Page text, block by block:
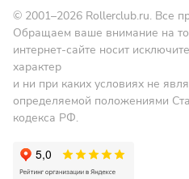
© 2001–2026 Rollerclub.ru. Все
Обращаем ваше внимание на
интернет-сайте носит
характер
и ни при каких условиях не
определяемой положениями
кодекса РФ.